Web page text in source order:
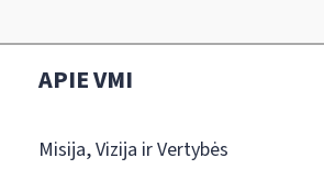
APIE VMI
Misija, Vizija ir Vertybės